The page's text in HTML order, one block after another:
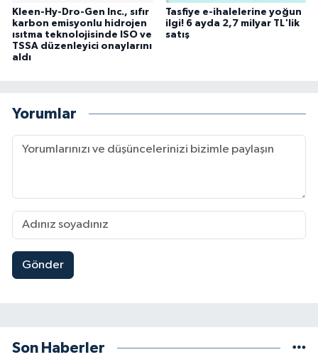
Kleen-Hy-Dro-Gen Inc., sıfır
karbon emisyonlu hidrojen
ısıtma teknolojisinde ISO ve
TSSA düzenleyici onaylarını
aldı
Tasfiye e-ihalelerine yoğun
ilgi! 6 ayda 2,7 milyar TL'lik
satış
Yorumlar
Gönder
Son Haberler